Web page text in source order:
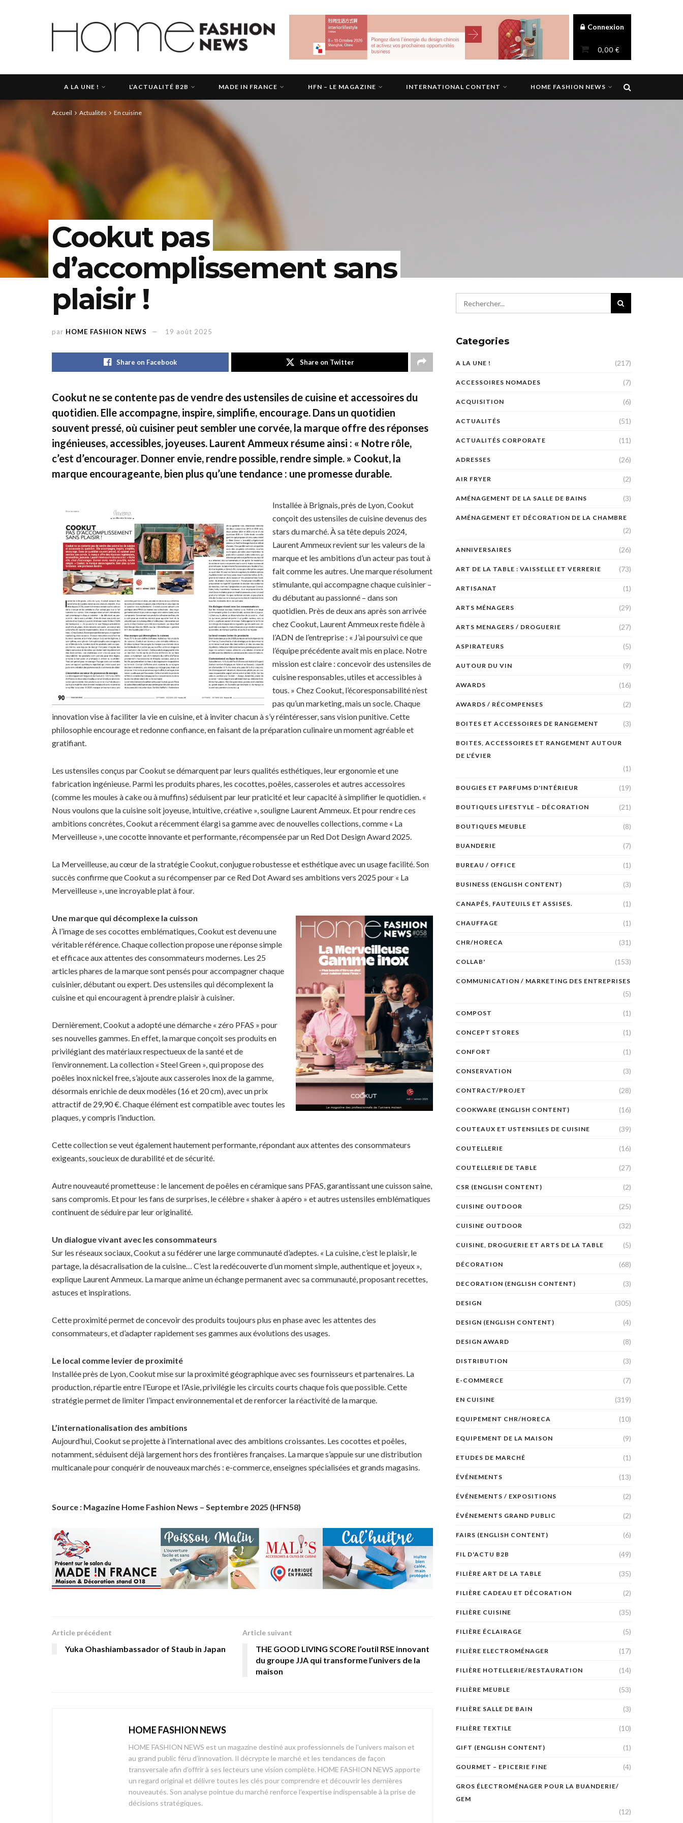
Connexion
0,00 €
A LA UNE ! L’ACTUALITÉ B2B MADE IN FRANCE HFN – LE MAGAZINE INTERNATIONAL CONTENT HOME FASHION NEWS
Accueil Actualités En cuisine
Cookut pas
d’accomplissement sans
plaisir !
par HOME FASHION NEWS 19 août 2025
Share on Facebook Share on Twitter
Cookut ne se contente pas de vendre des ustensiles de cuisine et accessoires du
quotidien. Elle accompagne, inspire, simplifie, encourage. Dans un quotidien
souvent pressé, où cuisiner peut sembler une corvée, la marque offre des réponses
ingénieuses, accessibles, joyeuses. Laurent Ammeux résume ainsi : « Notre rôle,
c’est d’encourager. Donner envie, rendre possible, rendre simple. » Cookut, la
marque encourageante, bien plus qu’une tendance : une promesse durable.
Installée à Brignais, près de Lyon, Cookut
conçoit des ustensiles de cuisine devenus des
stars du marché. À sa tête depuis 2024,
Laurent Ammeux revient sur les valeurs de la
marque et les ambitions d’un acteur pas tout à
fait comme les autres. Une marque résolument
stimulante, qui accompagne chaque cuisinier –
du débutant au passionné – dans son
quotidien. Près de deux ans après son arrivée
chez Cookut, Laurent Ammeux reste fidèle à
l’ADN de l’entreprise : « J’ai poursuivi ce que
l’équipe précédente avait mis en place. Notre
mission est claire : concevoir des ustensiles de
cuisine responsables, utiles et accessibles à
tous. » Chez Cookut, l’écoresponsabilité n’est
pas qu’un marketing, mais un socle. Chaque
innovation vise à faciliter la vie en cuisine, et à inviter chacun à s’y réintéresser, sans vision punitive. Cette
philosophie encourage et redonne confiance, en faisant de la préparation culinaire un moment agréable et
gratifiant.
Les ustensiles conçus par Cookut se démarquent par leurs qualités esthétiques, leur ergonomie et une
fabrication ingénieuse. Parmi les produits phares, les cocottes, poêles, casseroles et autres accessoires
(comme les moules à cake ou à muffins) séduisent par leur praticité et leur capacité à simplifier le quotidien. «
Nous voulons que la cuisine soit joyeuse, intuitive, créative », souligne Laurent Ammeux. Et pour rendre ces
ambitions concrètes, Cookut a récemment élargi sa gamme avec de nouvelles collections, comme « La
Merveilleuse », une cocotte innovante et performante, récompensée par un Red Dot Design Award 2025.
La Merveilleuse, au cœur de la stratégie Cookut, conjugue robustesse et esthétique avec un usage facilité. Son
succès confirme que Cookut a su récompenser par ce Red Dot Award ses ambitions vers 2025 pour « La
Merveilleuse », une incroyable plat à four.
Une marque qui décomplexe la cuisson
À l’image de ses cocottes emblématiques, Cookut est devenu une
véritable référence. Chaque collection propose une réponse simple
et efficace aux attentes des consommateurs modernes. Les 25
articles phares de la marque sont pensés pour accompagner chaque
cuisinier, débutant ou expert. Des ustensiles qui décomplexent la
cuisine et qui encouragent à prendre plaisir à cuisiner.
Dernièrement, Cookut a adopté une démarche « zéro PFAS » pour
ses nouvelles gammes. En effet, la marque conçoit ses produits en
privilégiant des matériaux respectueux de la santé et de
l’environnement. La collection « Steel Green », qui propose des
poêles inox nickel free, s’ajoute aux casseroles inox de la gamme,
désormais enrichie de deux modèles (16 et 20 cm), avec un prix
attractif de 29,90 €. Chaque élément est compatible avec toutes les
plaques, y compris l’induction.
Cette collection se veut également hautement performante, répondant aux attentes des consommateurs
exigeants, soucieux de durabilité et de sécurité.
Autre nouveauté prometteuse : le lancement de poêles en céramique sans PFAS, garantissant une cuisson saine,
sans compromis. Et pour les fans de surprises, le célèbre « shaker à apéro » et autres ustensiles emblématiques
continuent de séduire par leur originalité.
Un dialogue vivant avec les consommateurs
Sur les réseaux sociaux, Cookut a su fédérer une large communauté d’adeptes. « La cuisine, c’est le plaisir, le
partage, la désacralisation de la cuisine… C’est la redécouverte d’un moment simple, authentique et joyeux »,
explique Laurent Ammeux. La marque anime un échange permanent avec sa communauté, proposant recettes,
astuces et inspirations.
Cette proximité permet de concevoir des produits toujours plus en phase avec les attentes des
consommateurs, et d’adapter rapidement ses gammes aux évolutions des usages.
Le local comme levier de proximité
Installée près de Lyon, Cookut mise sur la proximité géographique avec ses fournisseurs et partenaires. La
production, répartie entre l’Europe et l’Asie, privilégie les circuits courts chaque fois que possible. Cette
stratégie permet de limiter l’impact environnemental et de renforcer la réactivité de la marque.
L’internationalisation des ambitions
Aujourd’hui, Cookut se projette à l’international avec des ambitions croissantes. Les cocottes et poêles,
notamment, séduisent déjà largement hors des frontières françaises. La marque s’appuie sur une distribution
multicanale pour conquérir de nouveaux marchés : e-commerce, enseignes spécialisées et grands magasins.
Source : Magazine Home Fashion News – Septembre 2025 (HFN58)
Article précédent
Yuka Ohashiambassador of Staub in Japan
Article suivant
THE GOOD LIVING SCORE l’outil RSE innovant
du groupe JJA qui transforme l’univers de la
maison
HOME FASHION NEWS
HOME FASHION NEWS est un magazine destiné aux professionnels de l’univers maison et
au grand public féru d’innovation. Il décrypte le marché et les tendances de façon
transversale afin d’offrir à ses lecteurs une vision complète. HOME FASHION NEWS apporte
un regard original et délivre toutes les clés pour comprendre et découvrir les dernières
nouveautés. Son analyse pointue du marché renforce l’expertise indispensable à la prise de
décisions stratégiques.
Categories
A LA UNE ! (217)
ACCESSOIRES NOMADES (7)
ACQUISITION (6)
ACTUALITÉS (51)
ACTUALITÉS CORPORATE (11)
ADRESSES (26)
AIR FRYER (2)
AMÉNAGEMENT DE LA SALLE DE BAINS (3)
AMÉNAGEMENT ET DÉCORATION DE LA CHAMBRE
(2)
ANNIVERSAIRES (26)
ART DE LA TABLE : VAISSELLE ET VERRERIE (73)
ARTISANAT (1)
ARTS MÉNAGERS (29)
ARTS MENAGERS / DROGUERIE (27)
ASPIRATEURS (5)
AUTOUR DU VIN (9)
AWARDS (16)
AWARDS / RÉCOMPENSES (2)
BOITES ET ACCESSOIRES DE RANGEMENT (3)
BOITES, ACCESSOIRES ET RANGEMENT AUTOUR
DE L'ÉVIER
(1)
BOUGIES ET PARFUMS D'INTÉRIEUR (19)
BOUTIQUES LIFESTYLE – DÉCORATION (21)
BOUTIQUES MEUBLE (8)
BUANDERIE (7)
BUREAU / OFFICE (1)
BUSINESS (ENGLISH CONTENT) (3)
CANAPÉS, FAUTEUILS ET ASSISES. (1)
CHAUFFAGE (1)
CHR/HORECA (31)
COLLAB' (153)
COMMUNICATION / MARKETING DES ENTREPRISES
(5)
COMPOST (1)
CONCEPT STORES (1)
CONFORT (1)
CONSERVATION (3)
CONTRACT/PROJET (28)
COOKWARE (ENGLISH CONTENT) (16)
COUTEAUX ET USTENSILES DE CUISINE (39)
COUTELLERIE (16)
COUTELLERIE DE TABLE (27)
CSR (ENGLISH CONTENT) (2)
CUISINE OUTDOOR (25)
CUISINE OUTDOOR (32)
CUISINE, DROGUERIE ET ARTS DE LA TABLE (5)
DÉCORATION (68)
DECORATION (ENGLISH CONTENT) (3)
DESIGN (305)
DESIGN (ENGLISH CONTENT) (4)
DESIGN AWARD (8)
DISTRIBUTION (3)
E-COMMERCE (7)
EN CUISINE (319)
EQUIPEMENT CHR/HORECA (10)
EQUIPEMENT DE LA MAISON (9)
ETUDES DE MARCHÉ (1)
ÉVÉNEMENTS (13)
ÉVÉNEMENTS / EXPOSITIONS (2)
ÉVÉNEMENTS GRAND PUBLIC (2)
FAIRS (ENGLISH CONTENT) (6)
FIL D'ACTU B2B (49)
FILIÈRE ART DE LA TABLE (35)
FILIÈRE CADEAU ET DÉCORATION (2)
FILIÈRE CUISINE (35)
FILIÈRE ÉCLAIRAGE (5)
FILIÈRE ELECTROMÉNAGER (17)
FILIÈRE HOTELLERIE/RESTAURATION (14)
FILIÈRE MEUBLE (53)
FILIÈRE SALLE DE BAIN (3)
FILIÈRE TEXTILE (10)
GIFT (ENGLISH CONTENT) (1)
GOURMET – EPICERIE FINE (4)
GROS ÉLECTROMÉNAGER POUR LA BUANDERIE/
GEM
(12)